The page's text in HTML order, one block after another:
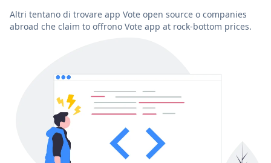
Altri tentano di trovare app Vote open source o companies
abroad che claim to offrono Vote app at rock-bottom prices.